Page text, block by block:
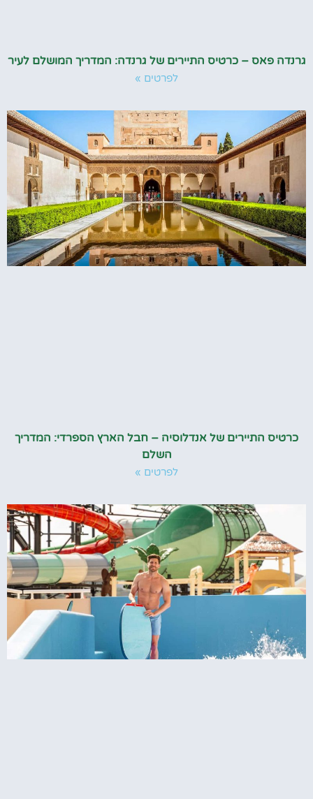
גרנדה פאס – כרטיס התיירים של גרנדה: המדריך המושלם לעיר
לפרטים »
כרטיס התיירים של אנדלוסיה – חבל הארץ הספרדי: המדריך
השלם
לפרטים »